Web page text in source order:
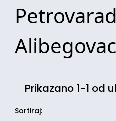
Alibegovac
Prikazano 1-1 od
Sortiraj: